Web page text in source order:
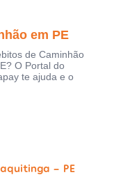
em PE
de Caminhão
O Portal do
te ajuda e o
- PE